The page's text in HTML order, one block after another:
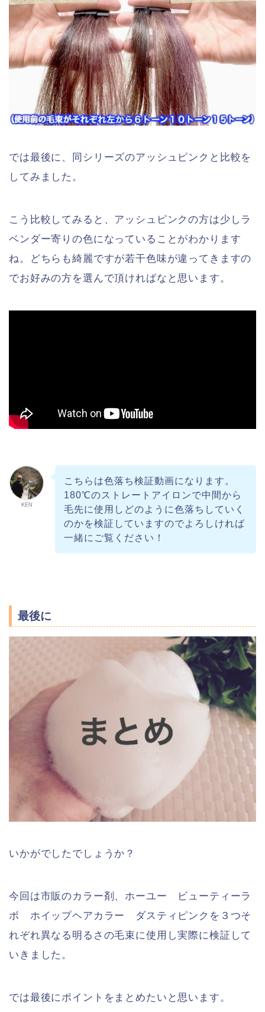
では最後に、同シリーズのアッシュピンクと比較を
してみました。
こう比較してみると、アッシュピンクの方は少しラ
ベンダー寄りの色になっていることがわかります
ね。どちらも綺麗ですが若干色味が違ってきますの
でお好みの方を選んで頂ければなと思います。
KEN
こちらは色落ち検証動画になります。
180℃のストレートアイロンで中間から
毛先に使用しどのように色落ちしていく
のかを検証していますのでよろしければ
一緒にご覧ください！
最後に
いかがでしたでしょうか？
今回は市販のカラー剤、ホーユー ビューティーラ
ボ ホイップヘアカラー ダスティピンクを３つそ
れぞれ異なる明るさの毛束に使用し実際に検証して
いきました。
では最後にポイントをまとめたいと思います。